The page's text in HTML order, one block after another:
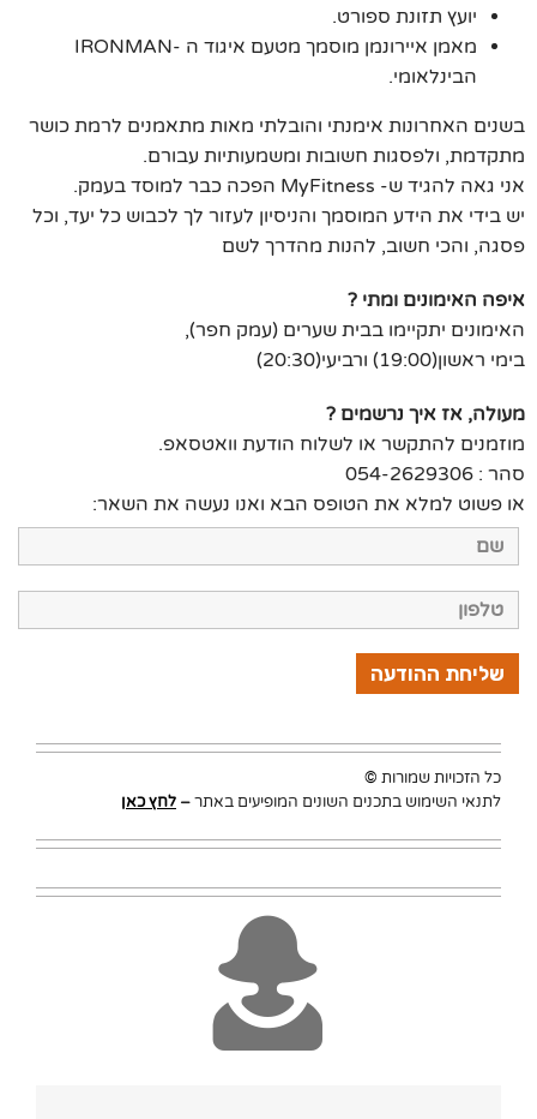
יועץ תזונת ספורט.
מאמן איירונמן מוסמך מטעם איגוד ה -IRONMAN
הבינלאומי.
בשנים האחרונות אימנתי והובלתי מאות מתאמנים לרמת כושר
מתקדמת, ולפסגות חשובות ומשמעותיות עבורם.
אני גאה להגיד ש- MyFitness הפכה כבר למוסד בעמק.
יש בידי את הידע המוסמך והניסיון לעזור לך לכבוש כל יעד, וכל
פסגה, והכי חשוב, להנות מהדרך לשם
איפה האימונים ומתי ?
האימונים יתקיימו בבית שערים (עמק חפר),
בימי ראשון(19:00) ורביעי(20:30)
מעולה, אז איך נרשמים ?
מוזמנים להתקשר או לשלוח הודעת וואטסאפ.
סהר : 054-2629306
או פשוט למלא את הטופס הבא ואנו נעשה את השאר:
כל הזכויות שמורות ©
לתנאי השימוש בתכנים השונים המופיעים באתר– לחץ כאן